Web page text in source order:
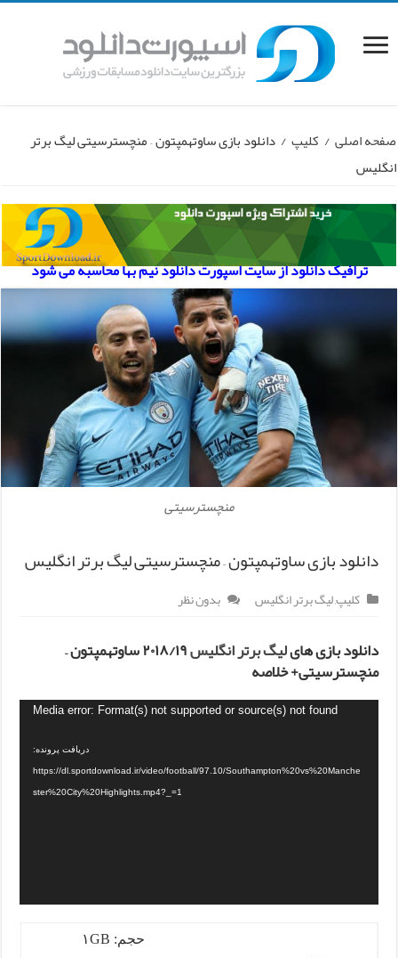
صفحه اصلی / کلیپ / دانلود بازی ساوتهمپتون – منچسترسیتی لیگ برتر
انگلیس
ترافیک دانلود از سایت اسپورت دانلود نیم بها محاسبه می شود
منچسترسیتی
دانلود بازی ساوتهمپتون – منچسترسیتی لیگ برتر انگلیس
کلیپ,لیگ برتر انگلیس بدون نظر
دانلود بازی هایلیگ برتر انگلیس ۲۰۱۸/۱۹ ساوتهمپتون –
منچسترسیتی+ خلاصه
Media error: Format(s) not supported or source(s) not found
دریافت پرونده:
https://dl.sportdownload.ir/video/football/97.10/Southampton%20vs%20Manche
ster%20City%20Highlights.mp4?_=1
حجم: ۱GB